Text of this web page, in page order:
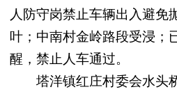
人防守岗禁止车辆出入避免
叶； 中南村金岭路段受浸；
醒，禁止人车通过。
塔洋镇红庄村委会水头